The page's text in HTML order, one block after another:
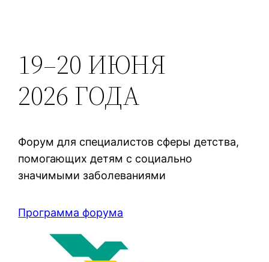
19–20 ИЮНЯ
2026 ГОДА
Форум для специалистов сферы детства,
помогающих детям с социально
значимыми заболеваниями
Программа форума